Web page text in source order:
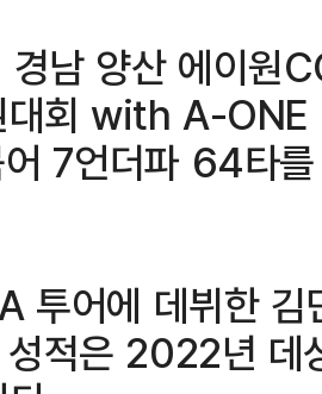
남 양산 에이원
대회 with A-ONE
7언더파 64타
투어에 데뷔한 김
적은 2022년 데